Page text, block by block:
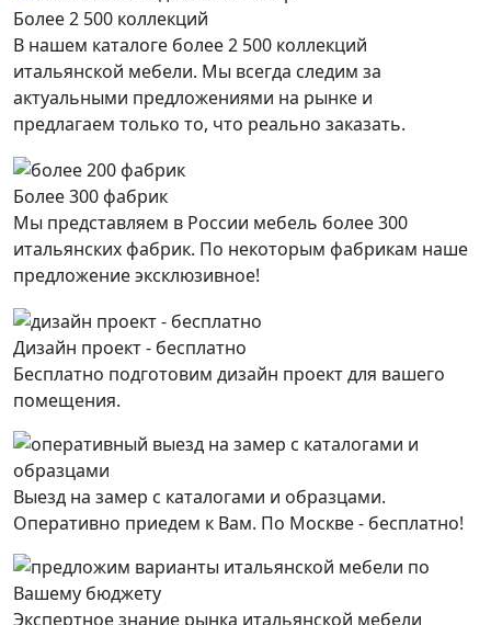
Более 2 500 коллекций
В нашем каталоге более 2 500 коллекций
итальянской мебели. Мы всегда следим за
актуальными предложениями на рынке и
предлагаем только то, что реально заказать.
Более 300 фабрик
Мы представляем в России мебель более 300
итальянских фабрик. По некоторым фабрикам наше
предложение эксклюзивное!
Дизайн проект - бесплатно
Бесплатно подготовим дизайн проект для вашего
помещения.
Выезд на замер с каталогами и образцами.
Оперативно приедем к Вам. По Москве - бесплатно!
Экспертное знание рынка итальянской мебели